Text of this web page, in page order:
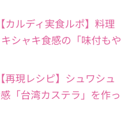
カルディ実食ルポ】料理
シャキ食感の「味付もや
再現レシピ】シュワシュ
「台湾カステラ」を作っ